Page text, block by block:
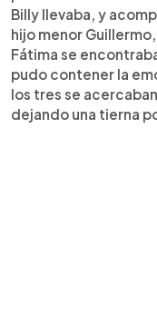
Billy llevaba, y
hijo menor
Fátima se
pudo contener la
los tres se
dejando una tierna